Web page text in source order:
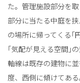
た。管理施設部分を
部分に当たる中庭を
の場所に帰ってくる｢
｢気配が見える空間｣
軸線は既存の建物に
度、西側に傾けてあ